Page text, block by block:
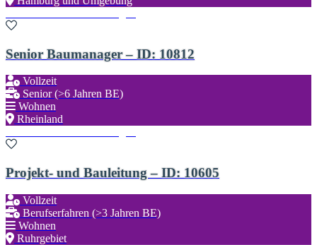
Senior Baumanager – ID: 10812
Vollzeit
Senior (>6 Jahren BE)
Wohnen
Rheinland
Projekt- und Bauleitung – ID: 10605
Vollzeit
Berufserfahren (>3 Jahren BE)
Wohnen
Ruhrgebiet